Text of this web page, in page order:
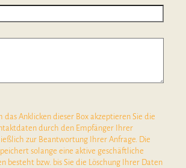
Anklicken dieser Box akzeptieren Sie die
durch den Empfänger Ihrer
zur Beantwortung Ihrer Anfrage. Die
solange eine aktive geschäftliche
besteht bzw. bis Sie die Löschung Ihrer Daten